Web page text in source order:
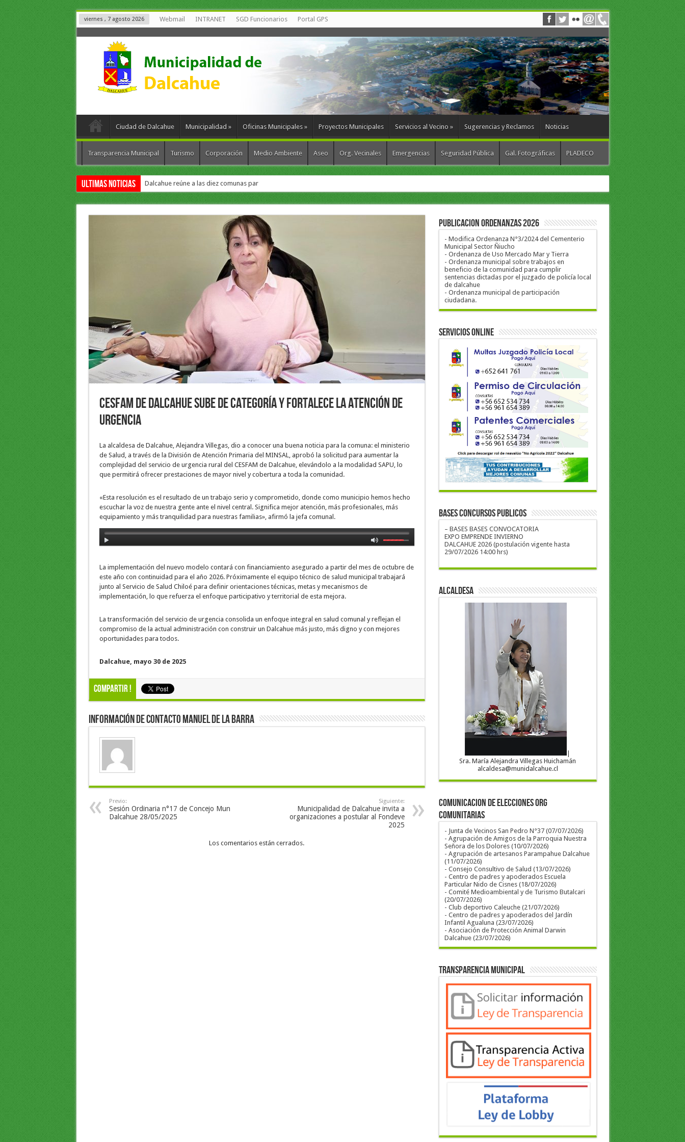
viernes , 7 agosto 2026 Webmail INTRANET SGD Funcionarios Portal GPS
Ciudad de Dalcahue Municipalidad » Oficinas Municipales » Proyectos Municipales Servicios al Vecino » Sugerencias y Reclamos Noticias
Transparencia Municipal Turismo Corporación Medio Ambiente Aseo Org. Vecinales Emergencias Seguridad Pública Gal. Fotográficas PLADECO
Ultimas Noticias Dalcahue reúne a las diez comunas para fortalecer la gestión de residuos en Chil
CESFAM de Dalcahue sube de categoría y fortalece la atención de
urgencia
La alcaldesa de Dalcahue, Alejandra Villegas, dio a conocer una buena noticia para la comuna: el ministerio
de Salud, a través de la División de Atención Primaria del MINSAL, aprobó la solicitud para aumentar la
complejidad del servicio de urgencia rural del CESFAM de Dalcahue, elevándolo a la modalidad SAPU, lo
que permitirá ofrecer prestaciones de mayor nivel y cobertura a toda la comunidad.
«Esta resolución es el resultado de un trabajo serio y comprometido, donde como municipio hemos hecho
escuchar la voz de nuestra gente ante el nivel central. Significa mejor atención, más profesionales, más
equipamiento y más tranquilidad para nuestras familias», afirmó la jefa comunal.
La implementación del nuevo modelo contará con financiamiento asegurado a partir del mes de octubre de
este año con continuidad para el año 2026. Próximamente el equipo técnico de salud municipal trabajará
junto al Servicio de Salud Chiloé para definir orientaciones técnicas, metas y mecanismos de
implementación, lo que refuerza el enfoque participativo y territorial de esta mejora.
La transformación del servicio de urgencia consolida un enfoque integral en salud comunal y reflejan el
compromiso de la actual administración con construir un Dalcahue más justo, más digno y con mejores
oportunidades para todos.
Dalcahue, mayo 30 de 2025
Compartir !
Información de Contacto Manuel de la Barra
Previo:
Sesión Ordinaria n°17 de Concejo Mun
Dalcahue 28/05/2025
Siguiente:
Municipalidad de Dalcahue invita a
organizaciones a postular al Fondeve
2025
Los comentarios están cerrados.
PUBLICACION ORDENANZAS 2026
- Modifica Ordenanza N°3/2024 del Cementerio
Municipal Sector Ñiucho
- Ordenanza de Uso Mercado Mar y Tierra
- Ordenanza municipal sobre trabajos en
beneficio de la comunidad para cumplir
sentencias dictadas por el juzgado de policía local
de dalcahue
- Ordenanza municipal de participación
ciudadana.
Servicios Online
BASES CONCURSOS PUBLICOS
– BASES BASES CONVOCATORIA
EXPO EMPRENDE INVIERNO
DALCAHUE 2026 (postulación vigente hasta
29/07/2026 14:00 hrs)
ALCALDESA
Sra. María Alejandra Villegas Huichamán
alcaldesa@munidalcahue.cl
COMUNICACION DE ELECCIONES ORG
COMUNITARIAS
- Junta de Vecinos San Pedro N°37 (07/07/2026)
- Agrupación de Amigos de la Parroquia Nuestra
Señora de los Dolores (10/07/2026)
- Agrupación de artesanos Parampahue Dalcahue
(11/07/2026)
- Consejo Consultivo de Salud (13/07/2026)
- Centro de padres y apoderados Escuela
Particular Nido de Cisnes (18/07/2026)
- Comité Medioambiental y de Turismo Butalcari
(20/07/2026)
- Club deportivo Caleuche (21/07/2026)
- Centro de padres y apoderados del Jardín
Infantil Agualuna (23/07/2026)
- Asociación de Protección Animal Darwin
Dalcahue (23/07/2026)
Transparencia Municipal